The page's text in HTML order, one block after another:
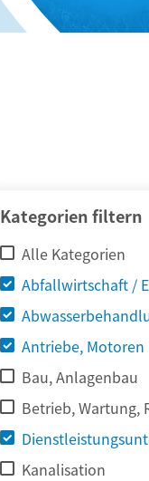
Kategorien filtern
Alle Kategorien
Abfallwirtschaft /
Antriebe, Motoren
Bau, Anlagenbau
Betrieb, Wartung,
Kanalisation